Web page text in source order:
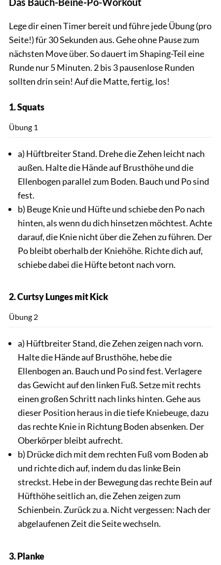
Lege dir einen Timer bereit und führe jede Übung (pro
Seite!) für 30 Sekunden aus. Gehe ohne Pause zum
nächsten Move über. So dauert im Shaping-Teil eine
Runde nur 5 Minuten. 2 bis 3 pausenlose Runden
sollten drin sein! Auf die Matte, fertig, los!
1. Squats
Übung 1
a) Hüftbreiter Stand. Drehe die Zehen leicht nach
außen. Halte die Hände auf Brusthöhe und die
Ellenbogen parallel zum Boden. Bauch und Po sind
fest.
b) Beuge Knie und Hüfte und schiebe den Po nach
hinten, als wenn du dich hinsetzen möchtest. Achte
darauf, die Knie nicht über die Zehen zu führen. Der
Po bleibt oberhalb der Kniehöhe. Richte dich auf,
schiebe dabei die Hüfte betont nach vorn.
2. Curtsy Lunges mit Kick
Übung 2
a) Hüftbreiter Stand, die Zehen zeigen nach vorn.
Halte die Hände auf Brusthöhe, hebe die
Ellenbogen an. Bauch und Po sind fest. Verlagere
das Gewicht auf den linken Fuß. Setze mit rechts
einen großen Schritt nach links hinten. Gehe aus
dieser Position heraus in die tiefe Kniebeuge, dazu
das rechte Knie in Richtung Boden absenken. Der
Oberkörper bleibt aufrecht.
b) Drücke dich mit dem rechten Fuß vom Boden ab
und richte dich auf, indem du das linke Bein
streckst. Hebe in der Bewegung das rechte Bein auf
Hüfthöhe seitlich an, die Zehen zeigen zum
Schienbein. Zurück zu a. Nicht vergessen: Nach der
abgelaufenen Zeit die Seite wechseln.
3. Planke